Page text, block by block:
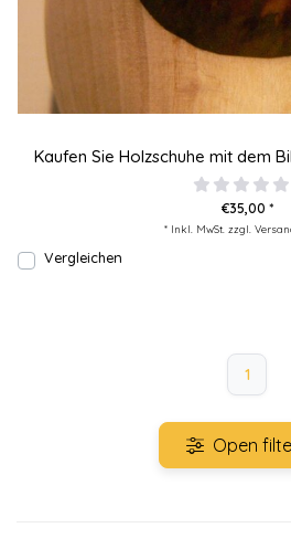
Kaufen Sie Holzschuhe mit dem
€35,00 *
* Inkl. MwSt. zzgl.
Vergleichen
1
Open